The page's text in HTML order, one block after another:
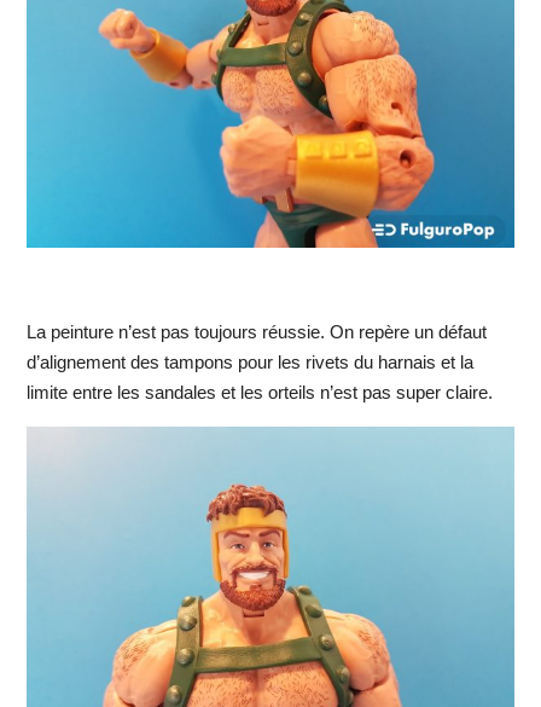
La peinture n’est pas toujours réussie. On repère un défaut
d’alignement des tampons pour les rivets du harnais et la
limite entre les sandales et les orteils n’est pas super claire.